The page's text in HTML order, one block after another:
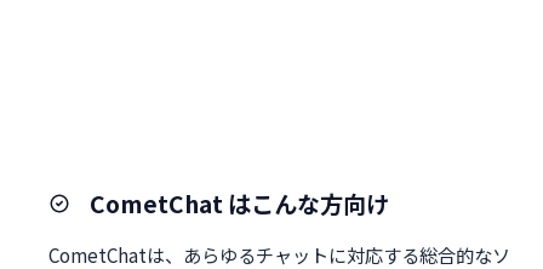
CometChat はこんな方向け
CometChatは、あらゆるチャットに対応する総合的なソ